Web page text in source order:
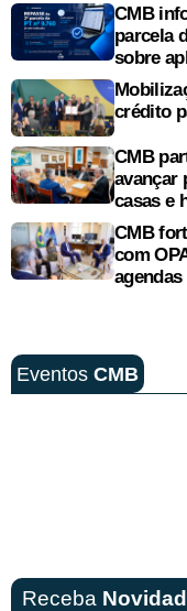
CMB
parcela
sobre
crédito
CMB
avançar
casas e
CMB
com
Eventos CMB
Receba